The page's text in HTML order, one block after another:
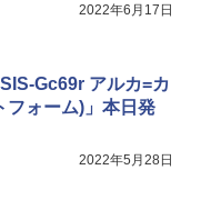
2022年6月17日
Gc69r アルカ=カ
フォーム)」本日発
2022年5月28日